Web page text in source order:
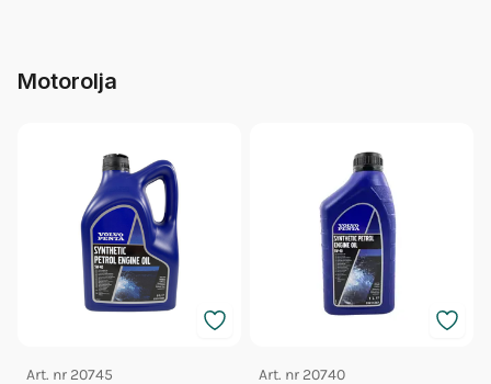
Motorolja
Art. nr 20745 Art. nr 20740